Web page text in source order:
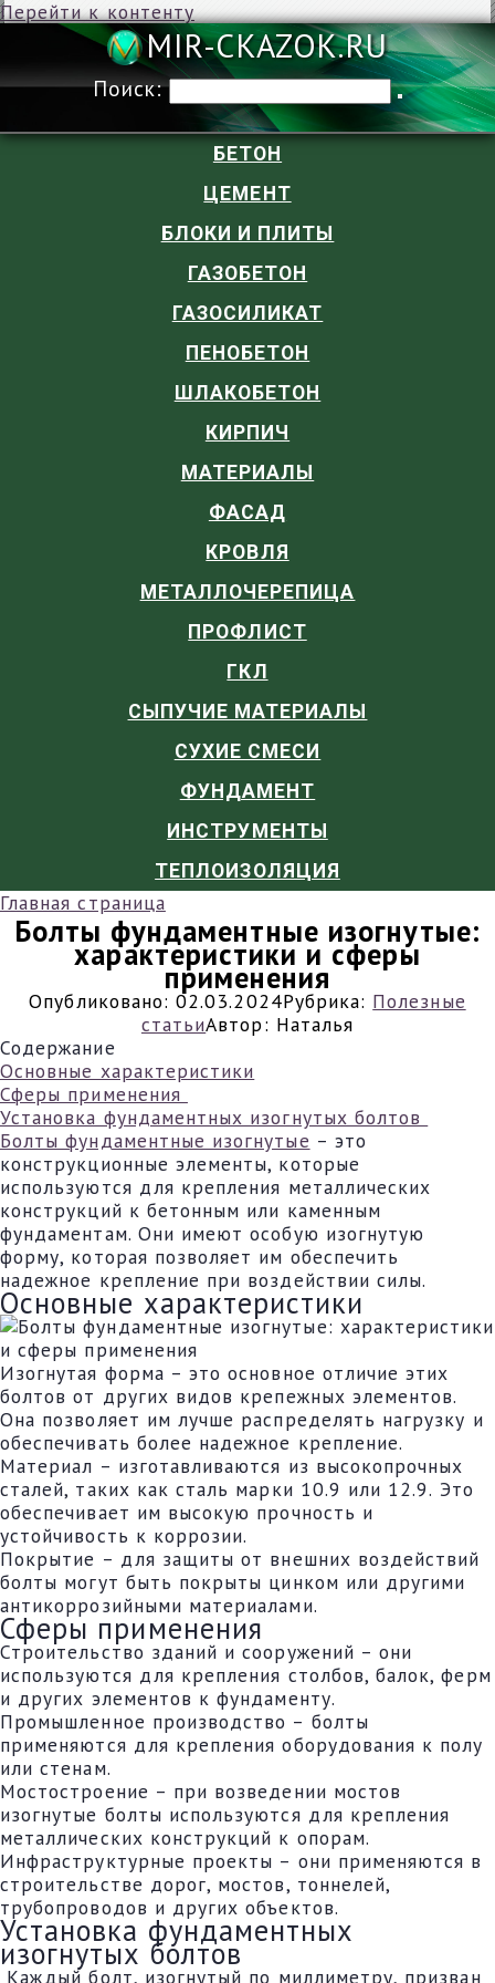
Перейти к контенту
MIR-
Поиск:
БЕТОН
ЦЕМЕНТ
БЛОКИ И ПЛИТЫ
ГАЗОБЕТОН
ГАЗОСИЛИКАТ
ПЕНОБЕТОН
ШЛАКОБЕТОН
КИРПИЧ
МАТЕРИАЛЫ
ФАСАД
КРОВЛЯ
МЕТАЛЛОЧЕРЕПИЦА
ПРОФЛИСТ
ГКЛ
СЫПУЧИЕ МАТЕРИАЛЫ
СУХИЕ СМЕСИ
ФУНДАМЕНТ
ИНСТРУМЕНТЫ
ТЕПЛОИЗОЛЯЦИЯ
Главная страница
Болты фундаментные изогнутые:
характеристики и сферы
применения
Опубликовано: 02.03.2024Рубрика: Полезные
статьиАвтор: Наталья
Содержание
Основные характеристики
Сферы применения
Установка фундаментных изогнутых болтов
Болты фундаментные изогнутые – это
конструкционные элементы, которые
используются для крепления металлических
конструкций к бетонным или каменным
фундаментам. Они имеют особую изогнутую
форму, которая позволяет им обеспечить
надежное крепление при воздействии силы.
Основные характеристики
Изогнутая форма – это основное отличие этих
болтов от других видов крепежных элементов.
Она позволяет им лучше распределять нагрузку и
обеспечивать более надежное крепление.
Материал – изготавливаются из высокопрочных
сталей, таких как сталь марки 10.9 или 12.9. Это
обеспечивает им высокую прочность и
устойчивость к коррозии.
Покрытие – для защиты от внешних воздействий
болты могут быть покрыты цинком или другими
антикоррозийными материалами.
Сферы применения
Строительство зданий и сооружений – они
используются для крепления столбов, балок, ферм
и других элементов к фундаменту.
Промышленное производство – болты
применяются для крепления оборудования к полу
или стенам.
Мостостроение – при возведении мостов
изогнутые болты используются для крепления
металлических конструкций к опорам.
Инфраструктурные проекты – они применяются в
строительстве дорог, мостов, тоннелей,
трубопроводов и других объектов.
Установка фундаментных
изогнутых болтов
Каждый болт, изогнутый по миллиметру, призван